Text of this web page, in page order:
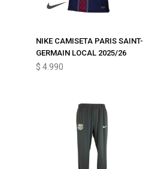
NIKE CAMISETA PARIS SAINT-
GERMAIN LOCAL 2025/26
$ 4.990